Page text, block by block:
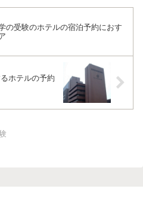
の受験のホテルの宿泊予約におす
ホテルの予約